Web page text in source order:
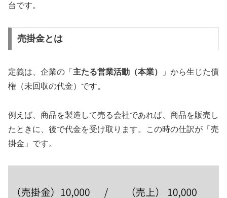
台です。
売掛金とは
定義は、企業の「 主たる営業活動（本業）
」から生じた債
権（未回収の代金）です。
例えば、商品を製造して売る会社であれば、商品を販売し
たときに、後で代金を受け取ります。この時の仕訳が「売
掛金」です。